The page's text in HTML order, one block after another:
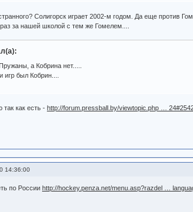
Солигорск играет 2002-м годом. Да еще против
за нашей школой с тем же Гомелем....
а Кобрина нет.....
игр был Кобрин....
так как есть -http://forum.pressball.by/viewtopic.php …
14:36:00
по Россииhttp://hockey.penza.net/menu.asp?razdel …